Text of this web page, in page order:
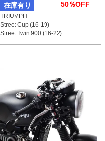
在庫有り 50％OFF
TRIUMPH
Street Cup (16-19)
Street Twin 900 (16-22)